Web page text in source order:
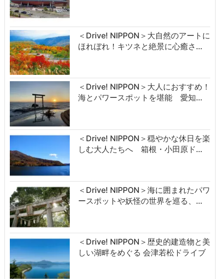
＜Drive! NIPPON＞大自然のアートに
ほれぼれ！キツネと絶景に心癒さ…
＜Drive! NIPPON＞大人におすすめ！
海とパワースポットを堪能 愛知…
＜Drive! NIPPON＞穏やかな休日を楽
しむ大人たちへ 箱根・小田原ド…
＜Drive! NIPPON＞海に囲まれたパワ
ースポットや妖怪の世界を巡る、…
＜Drive! NIPPON＞歴史的建造物と美
しい湖畔をめぐる 会津若松ドライブ